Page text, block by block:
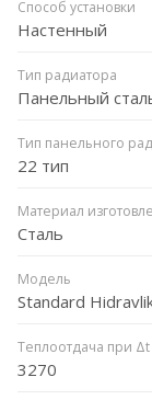
Способ установки
Настенный
Тип радиатора
Панельный
Тип панельного
22 тип
Материал
Сталь
Модель
Standard
Теплоотдача при Δt
3270